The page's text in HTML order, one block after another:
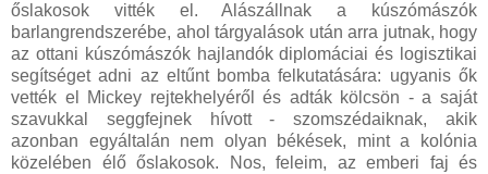
őslakosok vitték el. Alászállnak a kúszómászók
barlangrendszerébe, ahol tárgyalások után arra jutnak, hogy
az ottani kúszómászók hajlandók diplomáciai és logisztikai
segítséget adni az eltűnt bomba felkutatására: ugyanis ők
vették el Mickey rejtekhelyéről és adták kölcsön - a saját
szavukkal seggfejnek hívott - szomszédaiknak, akik
azonban egyáltalán nem olyan békések, mint a kolónia
közelében élő őslakosok. Nos, feleim, az emberi faj és